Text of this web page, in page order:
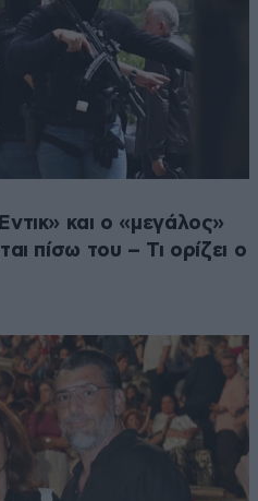
και ο «μεγάλος»
πίσω του – Τι ορίζει ο